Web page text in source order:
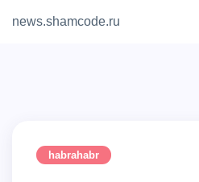
news.shamcode.ru
habrahabr